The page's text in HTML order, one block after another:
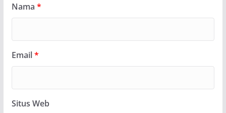
Nama *
Email*
Situs Web